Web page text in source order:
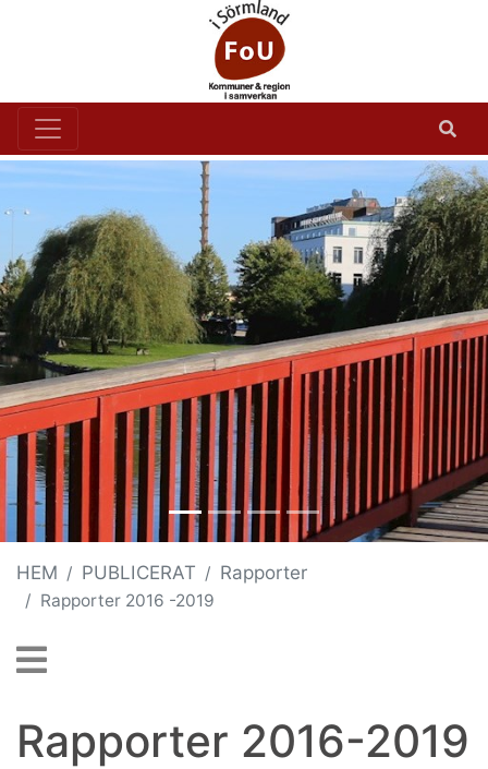
HEM PUBLICERAT Rapporter
Rapporter 2016 -2019
Rapporter 2016-2019